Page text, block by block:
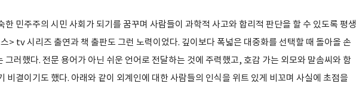
한 민주주의 시민 사회가 되기를 꿈꾸며 사람들이 과학적 사고와 합리적 판단을 할 수 있도록 평생
> tv 시리즈 출연과 책 출판도 그런 노력이었다. 깊이보다 폭넓은 대중화를 선택할 때 돌아올 손
그러했다. 전문 용어가 아닌 쉬운 언어로 전달하는 것에 주력했고, 호감 가는 외모와 말솜씨와 함
비결이기도 했다. 아래와 같이 외계인에 대한 사람들의 인식을 위트 있게 비꼬며 사실에 초점을